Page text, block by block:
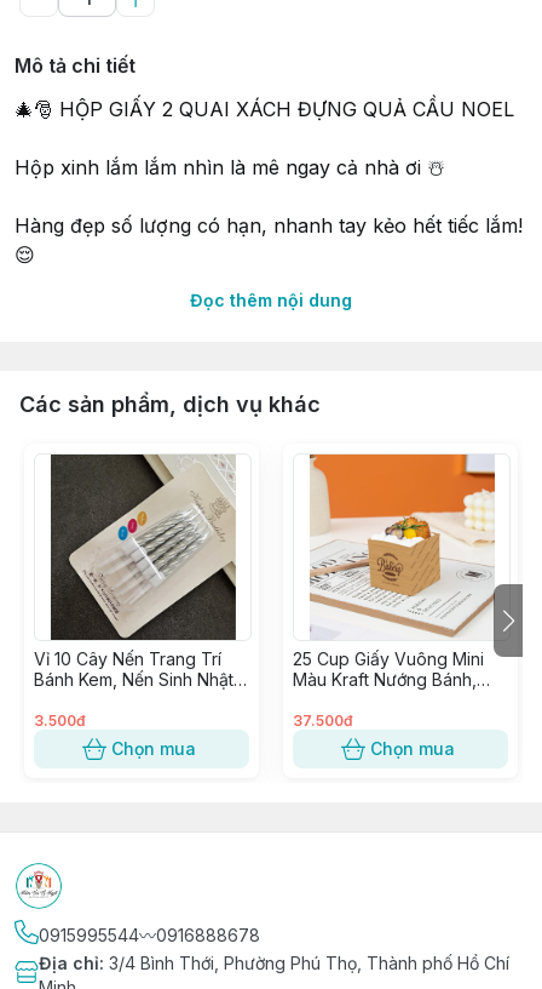
Mô tả chi tiết
🎄🎅 HỘP GIẤY 2 QUAI XÁCH ĐỰNG QUẢ CẦU NOEL
Hộp xinh lắm lắm nhìn là mê ngay cả nhà ơi ☃️
Hàng đẹp số lượng có hạn, nhanh tay kẻo hết tiếc lắm!
😌
⛔ KHÔNG KÈM RUY BĂNG, CHUÔNG & BÁNH NHA
∵∵∵∵∵∵∵∵∵∵∵∵∵∵∵∵∵∵∵∵∵∵∵∵∵∵∵∵∵∵∵∵∵∵
🔰 Tư vấn & phục vụ tận tình chu đáo
🔰 Có Cửa hàng & Kho hàng cung ứng liền mạch
🔰 Phân phối Sỉ & Lẻ toàn quốc giá tận gốc
🔰 Nhập hàng trực tiếp, không qua trung gian từ các
Nhà Máy lớn uy tín
Đọc thêm nội dung
Các sản phẩm, dịch vụ khác
Vỉ 10 Cây Nến Trang Trí
Bánh Kem, Nến Sinh Nhật,
Nhật
3.500đ
Chọn mua
25 Cup Giấy Vuông Mini
Màu Kraft Nướng Bánh,
trang trí Tiệc
37.500đ
Chọn mua
0915995544〰️0916888678
Địa chỉ: 3/4 Bình Thới, Phường Phú Thọ, Thành phố Hồ Chí